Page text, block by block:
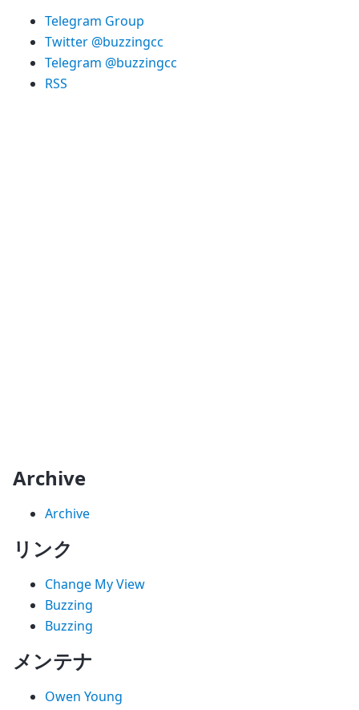
Telegram Group
Twitter @buzzingcc
Telegram @buzzingcc
RSS
Archive
Archive
リンク
Change My View
Buzzing
Buzzing
メンテナ
Owen Young